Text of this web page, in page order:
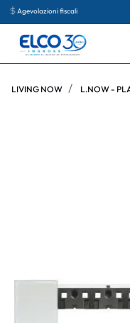
Agevolazioni fiscali
LIVING NOW L.NOW -